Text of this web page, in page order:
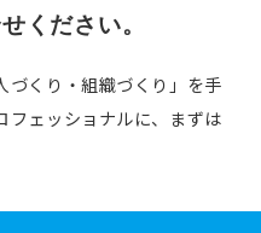
ください。
づくり・組織づくり」を手
フェッショナルに、まずは